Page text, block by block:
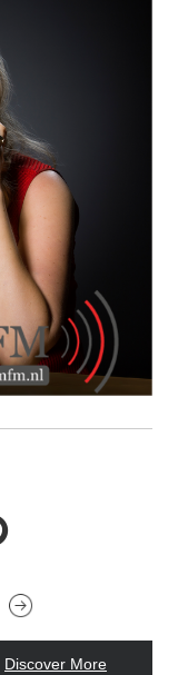
Discover More